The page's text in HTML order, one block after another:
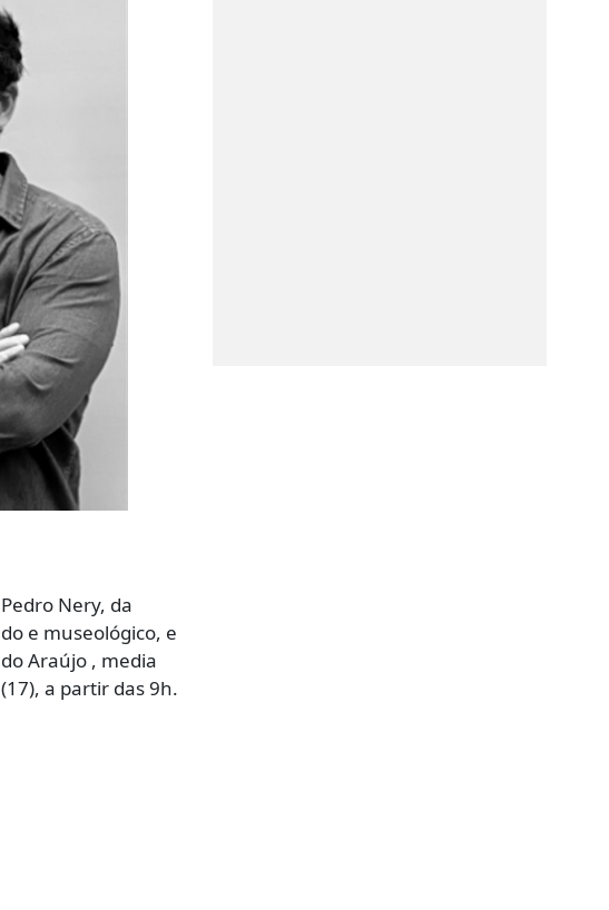
Nery, da
e museológico, e
Araújo , media
a partir das 9h.